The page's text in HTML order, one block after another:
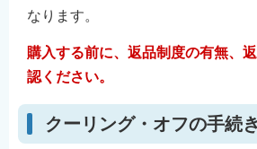
なります。
購入する前に、返品制度の有無、
認ください。
クーリング・オフの手続き